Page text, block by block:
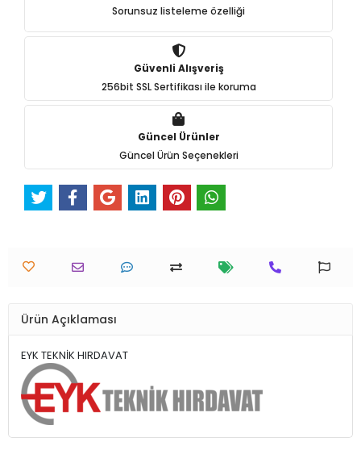
Sorunsuz listeleme özelliği
Güvenli Alışveriş
256bit SSL Sertifikası ile koruma
Güncel Ürünler
Güncel Ürün Seçenekleri
Ürün Açıklaması
EYK TEKNİK HIRDAVAT